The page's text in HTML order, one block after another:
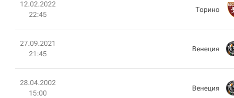
12.02.2022
22:45
Торино
27.09.2021
21:45
Венеция
28.04.2002
15:00
Венеция